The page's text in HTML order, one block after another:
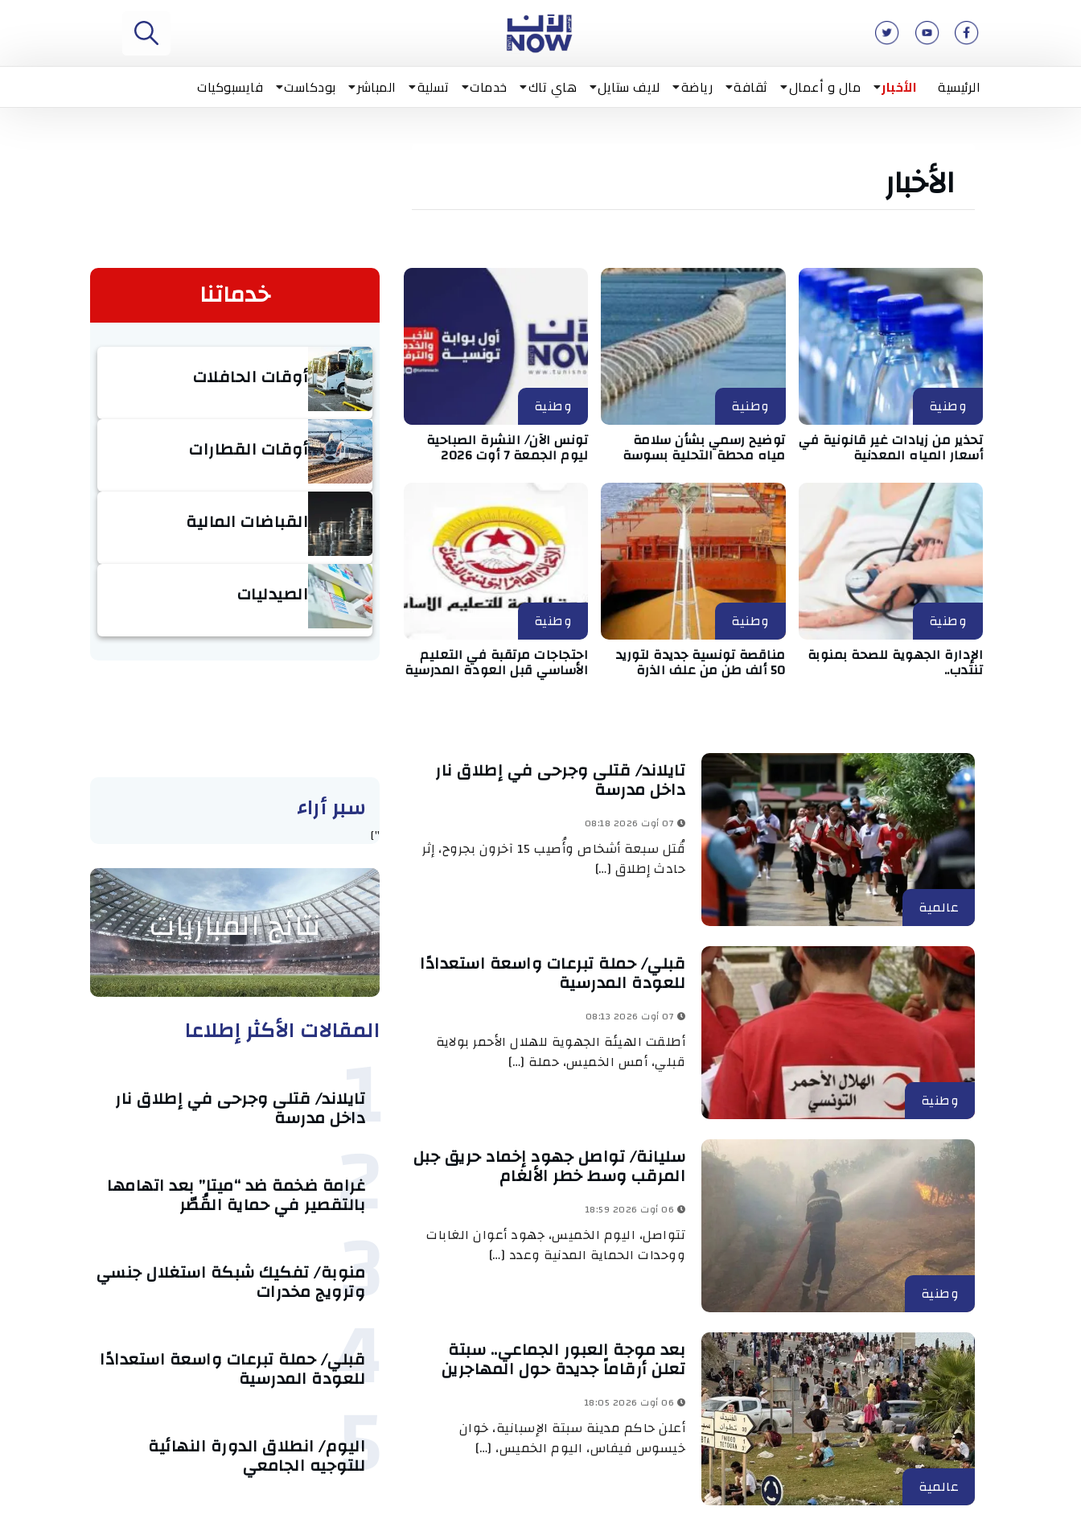
الرئيسية الأخبار مال و أعمال ثقافة رياضة لايف ستايل هاي تاك خدمات تسلية المباشر بودكاست فايسبوكيات
الأخبار
وطنية
تحذير من زيادات غير قانونية في
أسعار المياه المعدنية
وطنية
توضيح رسمي بشأن سلامة
مياه محطة التحلية بسوسة
وطنية
تونس الآن/ النشرة الصباحية
ليوم الجمعة 7 أوت 2026
وطنية
الإدارة الجهوية للصحة بمنوبة
تنتدب..
وطنية
مناقصة تونسية جديدة لتوريد
50 ألف طن من علف الذرة
وطنية
احتجاجات مرتقبة في التعليم
الأساسي قبل العودة المدرسية
خدماتنا
أوقات الحافلات
أوقات القطارات
القباضات المالية
الصيدليات
عالمية
تايلاند/ قتلى وجرحى في إطلاق نار
داخل مدرسة
قُتل سبعة أشخاص وأُصيب 15 آخرون بجروح، إثر
حادث إطلاق […]
وطنية
قبلي/ حملة تبرعات واسعة استعدادًا
للعودة المدرسية
أطلقت الهيئة الجهوية للهلال الأحمر بولاية
قبلي، أمس الخميس، حملة […]
وطنية
سليانة/ تواصل جهود إخماد حريق جبل
المرقب وسط خطر الألغام
تتواصل، اليوم الخميس، جهود أعوان الغابات
ووحدات الحماية المدنية وعدد […]
عالمية
بعد موجة العبور الجماعي.. سبتة
تعلن أرقاماً جديدة حول المهاجرين
أعلن حاكم مدينة سبتة الإسبانية، خوان
خيسوس فيفاس، اليوم الخميس، […]
سبر أراء
"]
نتائج المباريات
المقالات الأكثر إطلاعا
1
تايلاند/ قتلى وجرحى في إطلاق نار
داخل مدرسة
2
غرامة ضخمة ضد “ميتا” بعد اتهامها
بالتقصير في حماية القُصّر
3
منوبة/ تفكيك شبكة استغلال جنسي
وترويج مخدرات
4
قبلي/ حملة تبرعات واسعة استعدادًا
للعودة المدرسية
5
اليوم/ انطلاق الدورة النهائية
للتوجيه الجامعي